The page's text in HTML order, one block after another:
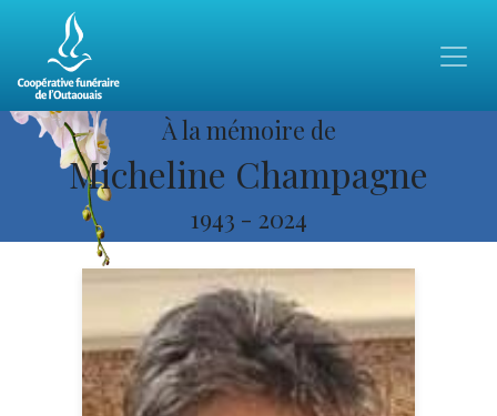
À la mémoire de
Micheline Champagne
1943 - 2024